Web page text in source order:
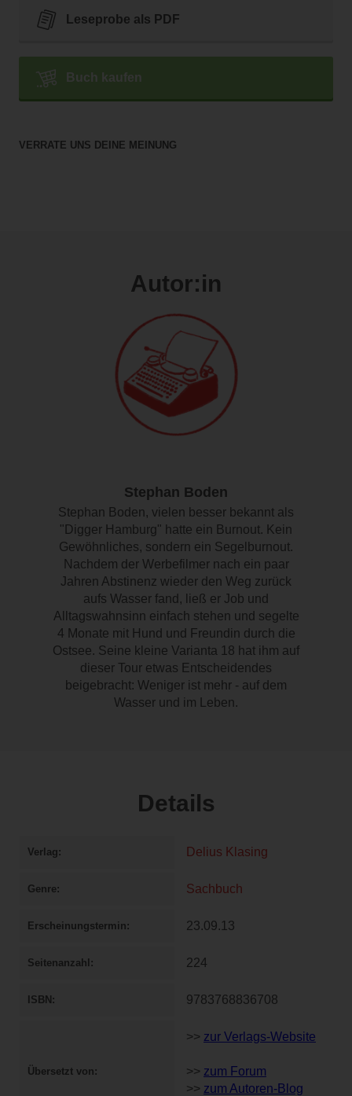
Leseprobe als PDF
Buch kaufen
VERRATE UNS DEINE MEINUNG
Autor:in
Stephan Boden
Stephan Boden, vielen besser bekannt als
"Digger Hamburg" hatte ein Burnout. Kein
Gewöhnliches, sondern ein Segelburnout.
Nachdem der Werbefilmer nach ein paar
Jahren Abstinenz wieder den Weg zurück
aufs Wasser fand, ließ er Job und
Alltagswahnsinn einfach stehen und segelte
4 Monate mit Hund und Freundin durch die
Ostsee. Seine kleine Varianta 18 hat ihm auf
dieser Tour etwas Entscheidendes
beigebracht: Weniger ist mehr - auf dem
Wasser und im Leben.
Details
Verlag Delius Klasing
Genre Sachbuch
Erscheinungstermin 23.09.13
Seitenanzahl 224
ISBN 9783768836708
Übersetzt von
>> zur Verlags-Website
>> zum Forum
>> zum Autoren-Blog